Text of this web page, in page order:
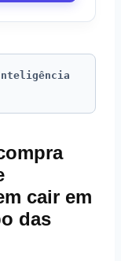
cair em
das